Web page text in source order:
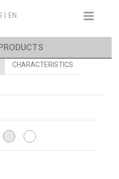
EN
CHARACTERISTICS